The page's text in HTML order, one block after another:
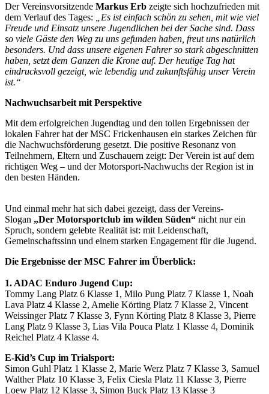
Der Vereinsvorsitzende Markus Erb zeigte sich hochzufrieden mit
dem Verlauf des Tages:
„Es ist einfach schön zu sehen, mit wie viel
Freude und Einsatz unsere Jugendlichen bei der Sache sind. Dass
so viele Gäste den Weg zu uns gefunden haben, freut uns natürlich
besonders. Und dass unsere eigenen Fahrer so stark abgeschnitten
haben, setzt dem Ganzen die Krone auf. Der heutige Tag hat
eindrucksvoll gezeigt, wie lebendig und zukunftsfähig unser Verein
ist.“
Nachwuchsarbeit mit Perspektive
Mit dem erfolgreichen Jugendtag und den tollen Ergebnissen der
lokalen Fahrer hat der MSC Frickenhausen ein starkes Zeichen für
die Nachwuchsförderung gesetzt. Die positive Resonanz von
Teilnehmern, Eltern und Zuschauern zeigt: Der Verein ist auf dem
richtigen Weg – und der Motorsport-Nachwuchs der Region ist in
den besten Händen.
Und einmal mehr hat sich dabei gezeigt, dass der Vereins-
Slogan „Der Motorsportclub im wilden Süden“ nicht nur ein
Spruch, sondern gelebte Realität ist: mit Leidenschaft,
Gemeinschaftssinn und einem starken Engagement für die Jugend.
Die Ergebnisse der MSC Fahrer im Überblick:
1. ADAC Enduro Jugend Cup:
Tommy Lang Platz 6 Klasse 1, Milo Pung Platz 7 Klasse 1, Noah
Lava Platz 4 Klasse 2, Amelie Körting Platz 7 Klasse 2, Vincent
Weissinger Platz 7 Klasse 3, Fynn Körting Platz 8 Klasse 3, Pierre
Lang Platz 9 Klasse 3, Lias Vila Pouca Platz 1 Klasse 4, Dominik
Reichel Platz 4 Klasse 4.
E-Kid’s Cup im Trialsport:
Simon Guhl Platz 1 Klasse 2, Marie Werz Platz 7 Klasse 3, Samuel
Walther Platz 10 Klasse 3, Felix Ciesla Platz 11 Klasse 3, Pierre
Loew Platz 12 Klasse 3, Simon Buck Platz 13 Klasse 3